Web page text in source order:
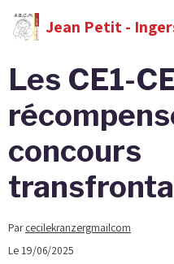
Jean Petit -
Les CE1-
concours
Parcecilekranzergmailcom
Le 19/06/2025